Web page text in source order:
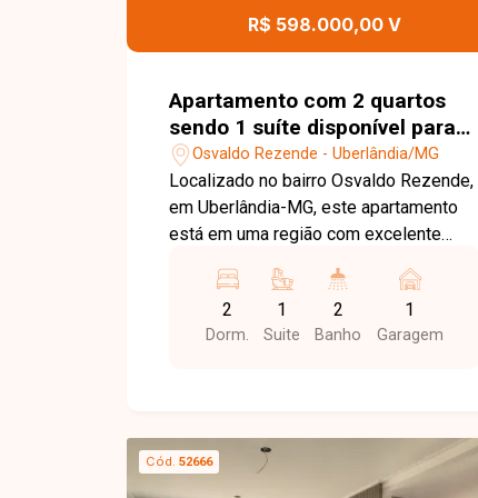
conhecer todos os detalhes deste
R$ 598.000,00 V
Apartamento com 2 quartos
sendo 1 suíte disponível para
venda no bairro Osvaldo
Rezende em Uberlândia-MG
Osvaldo Rezende - Uberlândia/MG
Localizado no bairro Osvaldo Rezende,
em Uberlândia-MG, este apartamento
está em uma região com excelente
vias da cidade e próximo a
supermercados, escolas, farmácias,
restaurantes e diversos comércios e
quartos, sendo 01 suíte com closet
privativo, banheiro social, varanda
2
Dorm.
1
Suite
2
Banho
1
Garagem
Cód. 52666